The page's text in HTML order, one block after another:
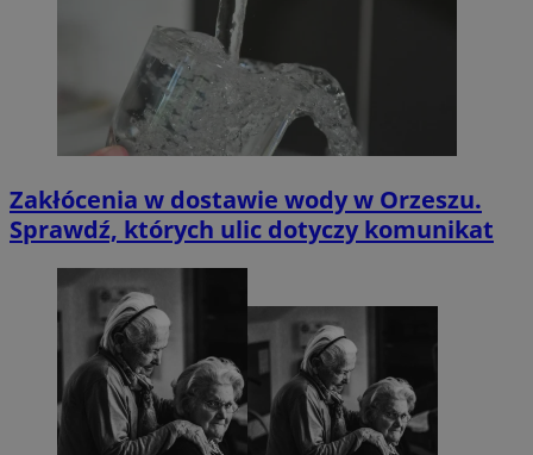
Zakłócenia w dostawie wody w Orzeszu.
Sprawdź, których ulic dotyczy komunikat